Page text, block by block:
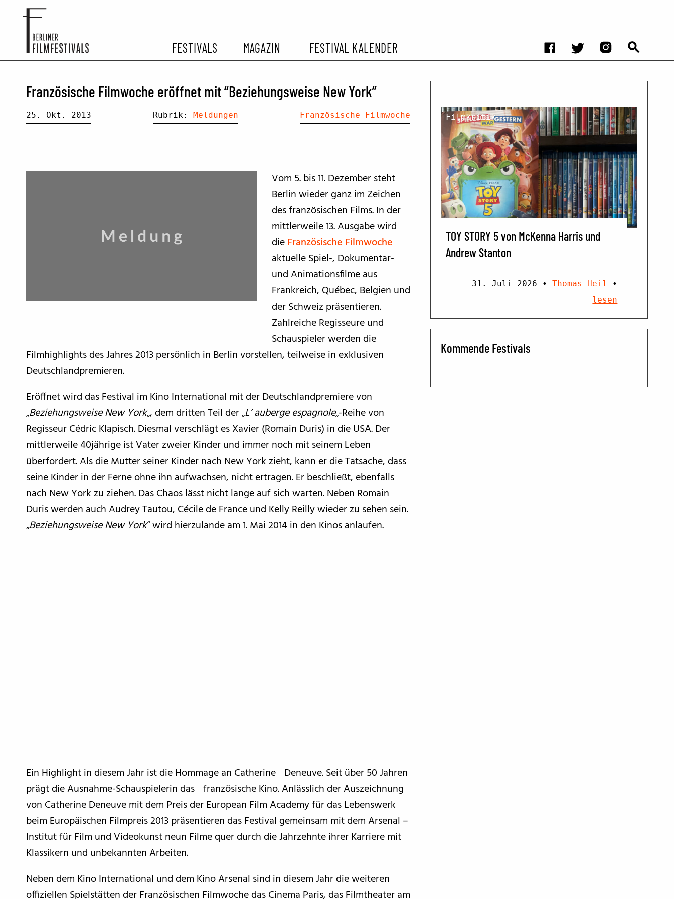
FESTIVALS
ARCHIV EHEMALIGER FILMFESTIVALS
MAGAZIN
FESTIVALBERICHTE
FILMKRITIKEN
FILM- UND SERIEN-TIPPS
BFF ON THE ROAD
FESTIVAL KALENDER
Französische Filmwoche eröffnet mit “Beziehungsweise New York”
25. Okt. 2013 Rubrik: Meldungen Französische Filmwoche
Vom 5. bis 11. Dezember steht
Berlin wieder ganz im Zeichen
des französischen Films. In der
mittlerweile 13. Ausgabe wird
dieFranzösische Filmwoche
aktuelle Spiel-, Dokumentar-
und Animationsfilme aus
Frankreich, Québec, Belgien und
der Schweiz präsentieren.
Zahlreiche Regisseure und
Schauspieler werden die
Filmhighlights des Jahres 2013 persönlich in Berlin vorstellen, teilweise in exklusiven
Deutschlandpremieren.
Eröffnet wird das Festival im Kino International mit der Deutschlandpremiere von
„Beziehungsweise New York„, dem dritten Teil der „L’ auberge espagnole„-Reihe von
Regisseur Cédric Klapisch. Diesmal verschlägt es Xavier (Romain Duris) in die USA. Der
mittlerweile 40jährige ist Vater zweier Kinder und immer noch mit seinem Leben
überfordert. Als die Mutter seiner Kinder nach New York zieht, kann er die Tatsache, dass
seine Kinder in der Ferne ohne ihn aufwachsen, nicht ertragen. Er beschließt, ebenfalls
nach New York zu ziehen. Das Chaos lässt nicht lange auf sich warten. Neben Romain
Duris werden auch Audrey Tautou, Cécile de France und Kelly Reilly wieder zu sehen sein.
„Beziehungsweise New York“ wird hierzulande am 1. Mai 2014 in den Kinos anlaufen.
Ein Highlight in diesem Jahr ist die Hommage an Catherine Deneuve. Seit über 50 Jahren
prägt die Ausnahme-Schauspielerin das französische Kino. Anlässlich der Auszeichnung
von Catherine Deneuve mit dem Preis der European Film Academy für das Lebenswerk
beim Europäischen Filmpreis 2013 präsentieren das Festival gemeinsam mit dem Arsenal –
Institut für Film und Videokunst neun Filme quer durch die Jahrzehnte ihrer Karriere mit
Klassikern und unbekannten Arbeiten.
Neben dem Kino International und dem Kino Arsenal sind in diesem Jahr die weiteren
offiziellen Spielstätten der Französischen Filmwoche das Cinema Paris, das Filmtheater am
Filmkritik
TOY STORY 5 von McKenna Harris und
Andrew Stanton
31. Juli 2026 • Thomas Heil
•
lesen
Kommende Festivals